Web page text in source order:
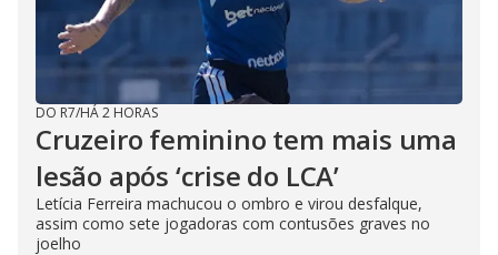
DO R7/HÁ 2 HORAS
Cruzeiro feminino tem mais uma
lesão após ‘crise do LCA’
Letícia Ferreira machucou o ombro e virou desfalque,
assim como sete jogadoras com contusões graves no
joelho